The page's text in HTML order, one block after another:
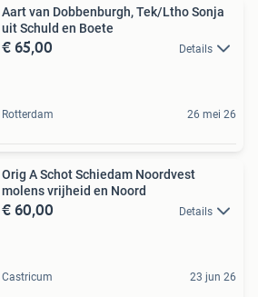
Aart van Dobbenburgh, Tek/Ltho Sonja
uit Schuld en Boete
€ 65,00 Details
Rotterdam 26 mei 26
Orig A Schot Schiedam Noordvest
molens vrijheid en Noord
€ 60,00 Details
Castricum 23 jun 26